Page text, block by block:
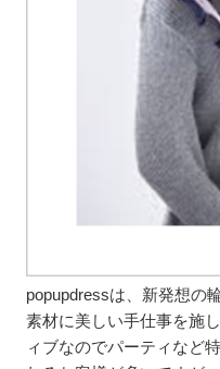
popupdressは、新発想の
素材に美しい手仕事を施
ィブなのでパーティなど